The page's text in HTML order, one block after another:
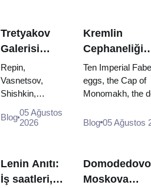
Tretyakov
Galerisi
Başyapıtları:
Görülecek
Eserler İçin
Seyahat
Planı
Repin,
Vasnetsov,
Shishkin,
and Surikov —
where they
hang, and why
booking the...
Blog05 Ağustos
2026
Kremlin
Cephaneliği
Hazineleri:
Faberge
Yumurtaları,
Giyme
Ten Imperial
eggs, the Cap of
Monomakh, the
and the
Blog 05 Ağustos
Lenin Anıtı:
İş saatleri,
Moskova